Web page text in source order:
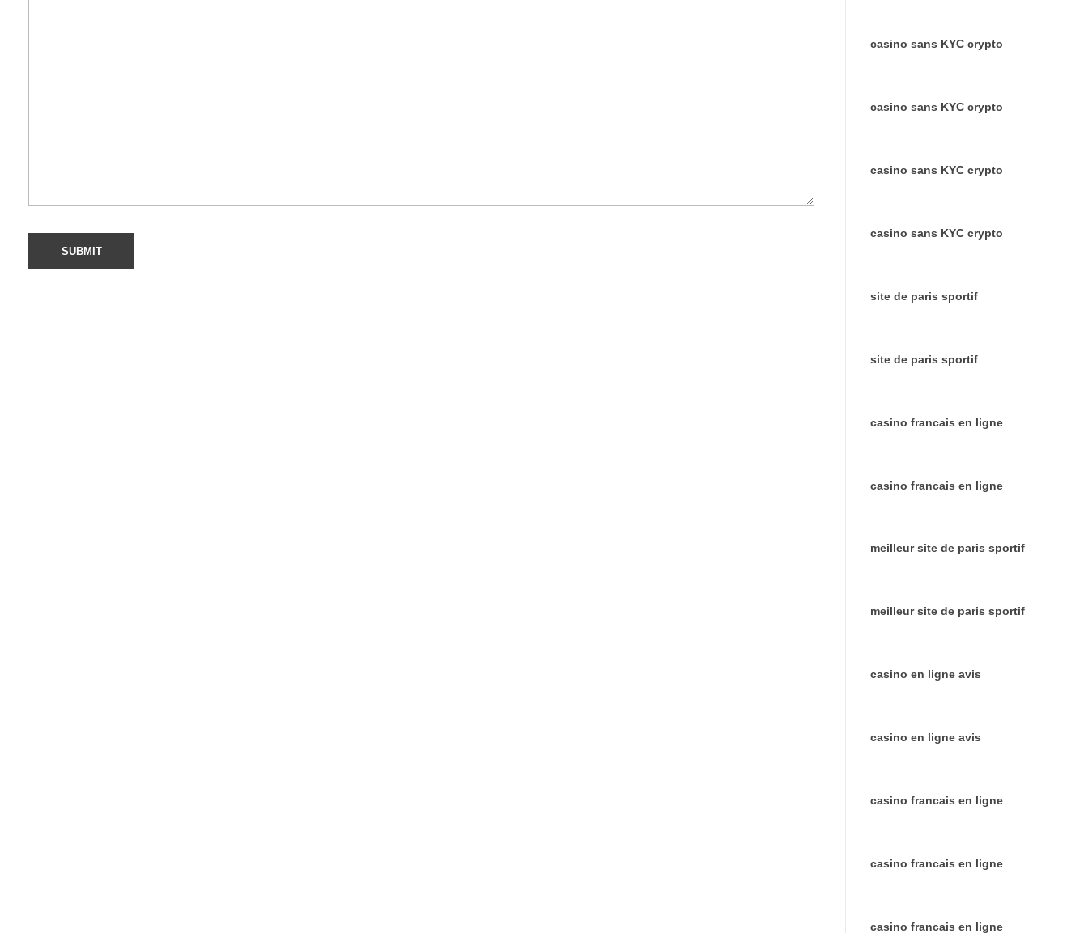
casino sans KYC crypto
casino sans KYC crypto
casino sans KYC crypto
casino sans KYC crypto
site de paris sportif
site de paris sportif
casino francais en ligne
casino francais en ligne
meilleur site de paris sportif
meilleur site de paris sportif
casino en ligne avis
casino en ligne avis
casino francais en ligne
casino francais en ligne
casino francais en ligne